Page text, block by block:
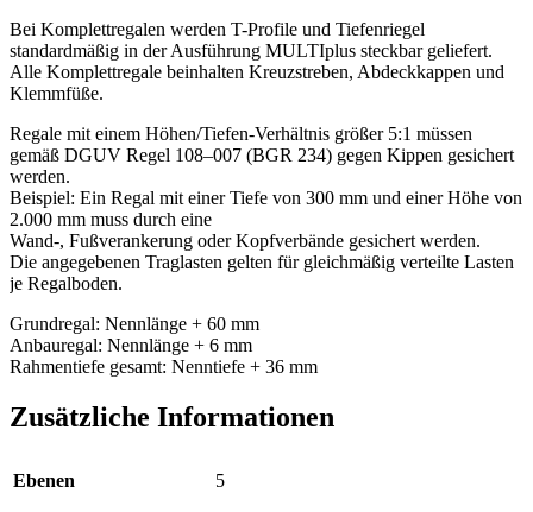
Bei Komplettregalen werden T-Profile und Tiefenriegel
standardmäßig in der Ausführung MULTIplus steckbar geliefert.
Alle Komplettregale beinhalten Kreuzstreben, Abdeckkappen und
Klemmfüße.
Regale mit einem Höhen/Tiefen-Verhältnis größer 5:1 müssen
gemäß DGUV Regel 108–007 (BGR 234) gegen Kippen gesichert
werden.
Beispiel: Ein Regal mit einer Tiefe von 300 mm und einer Höhe von
2.000 mm muss durch eine
Wand-, Fußverankerung oder Kopfverbände gesichert werden.
Die angegebenen Traglasten gelten für gleichmäßig verteilte Lasten
je Regalboden.
Grundregal: Nennlänge + 60 mm
Anbauregal: Nennlänge + 6 mm
Rahmentiefe gesamt: Nenntiefe + 36 mm
Zusätzliche Informationen
Ebenen 5